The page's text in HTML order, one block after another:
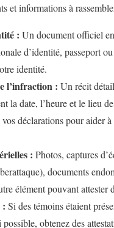
et informations à
: Un document officiel
d’identité, passeport
identité.
l’infraction : Un récit
la date, l’heure et le lieu
déclarations pour aider
: Photos, captures
documents
élément pouvant attester
: Si des témoins étaient
obtenez des